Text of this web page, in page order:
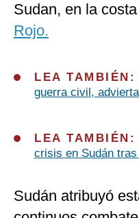
Sudan, en la
Rojo.
LEA TAMBIÉN:
guerra civil,
LEA TAMBIÉN:
crisis en Sudán
Sudán atribuyó